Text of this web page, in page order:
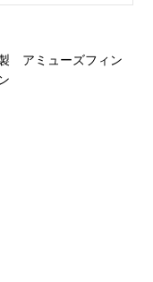
アミューズフィン